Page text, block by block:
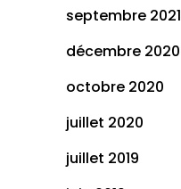
septembre 2021
décembre 2020
octobre 2020
juillet 2020
juillet 2019